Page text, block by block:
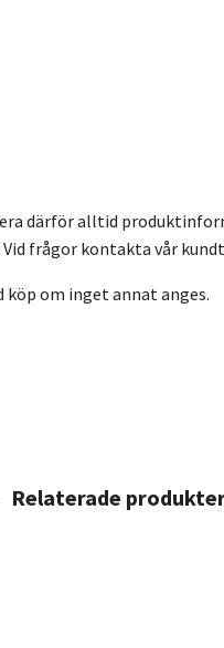
därför alltid
frågor kontakta vår
om inget annat anges.